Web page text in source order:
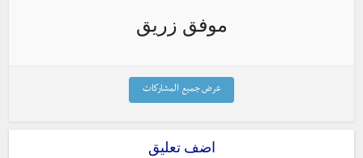
موفق زريق
عرض جميع المشاركات
اضف تعليق